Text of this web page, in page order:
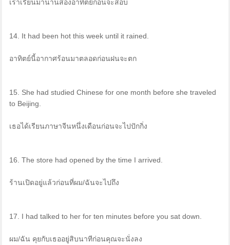
เราเรียนมานานสองอาทิตย์ก่อนจะสอบ
14. It had been hot this week until it rained.
อาทิตย์นี้อากาศร้อนมาตลอดก่อนฝนจะตก
15. She had studied Chinese for one month before she traveled
to Beijing.
เธอได้เรียนภาษาจีนหนึ่งเดือนก่อนจะไปปักกิ่ง
16. The store had opened by the time I arrived.
ร้านเปิดอยู่แล้วก่อนที่ผม/ฉันจะไปถึง
17. I had talked to her for ten minutes before you sat down.
ผม/ฉัน คุยกับเธออยู่สิบนาทีก่อนคุณจะนั่งลง